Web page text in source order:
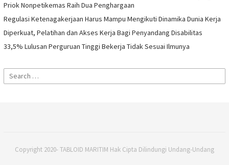
Priok Nonpetikemas Raih Dua Penghargaan
Regulasi Ketenagakerjaan Harus Mampu Mengikuti Dinamika Dunia Kerja
Diperkuat, Pelatihan dan Akses Kerja Bagi Penyandang Disabilitas
33,5% Lulusan Perguruan Tinggi Bekerja Tidak Sesuai Ilmunya
Search
for:
Copyright 2020- TABLOID MARITIM Hak Cipta Dilindungi Undang-Undang